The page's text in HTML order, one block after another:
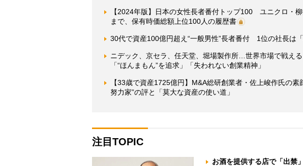
【2024年版】日本の女性長者番付トップ100 ユニクロ・
まで、保有時価総額上位100人の履歴書
30代で資産100億円超え“一般男性”長者番付 1位の社長は「
ニデック、京セラ、任天堂、堀場製作所…世界市場で戦え
「“ほんまもん”を追求」「失われない創業精神」
【33歳で資産1725億円】M&A総研創業者・佐上峻作氏の
努力家”の評と「莫大な資産の使い道」
注目TOPIC
お酒を提供する店で「出禁